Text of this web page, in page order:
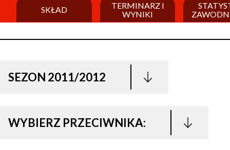
SKŁAD
TERMINARZ I
WYNIKI
SEZON 2011/2012
WYBIERZ PRZECIWNIKA: